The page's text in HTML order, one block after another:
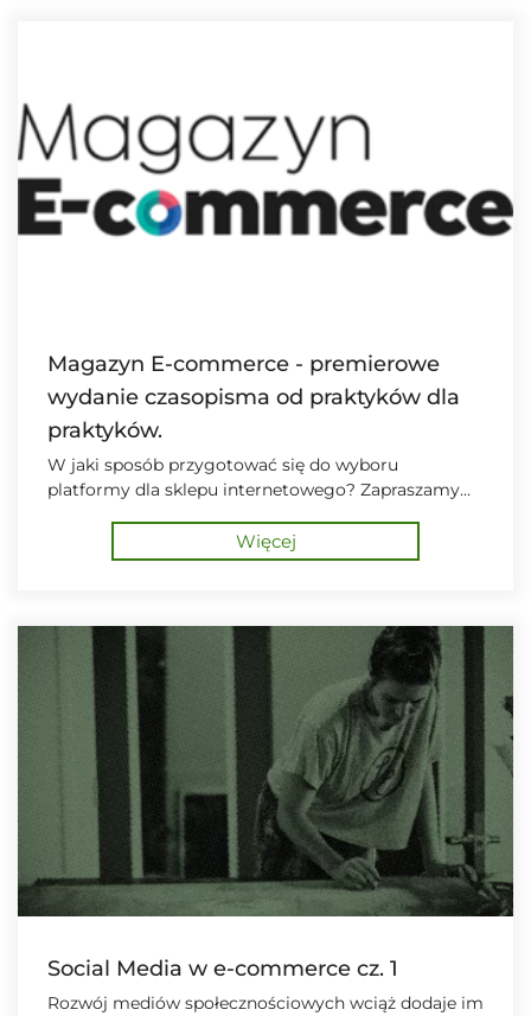
Magazyn E-commerce - premierowe
wydanie czasopisma od praktyków dla
praktyków.
W jaki sposób przygotować się do wyboru
platformy dla sklepu internetowego? Zapraszamy
Więcej
Social Media w e-commerce cz. 1
Rozwój mediów społecznościowych wciąż dodaje im